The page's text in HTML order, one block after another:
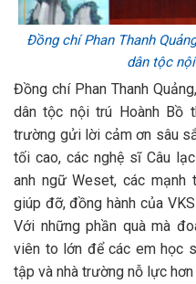
Đồng chí Phan Thanh
dân tộc
Đồng chí Phan Thanh
dân tộc nội trú Hoành Bồ
trường gửi lời cảm ơn sâu
tối cao, các nghệ sĩ Câu
anh ngữ Weset, các
giúp đỡ, đồng hành của
Với những phần quà mà
viên to lớn để các em học
tập và nhà trường nỗ lực